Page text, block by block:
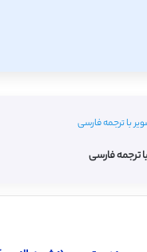
با ترجمه فارسی
ترجمه فارسی